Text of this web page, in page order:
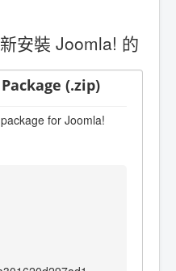
安裝 Joomla! 的
(.zip)
for Joomla!